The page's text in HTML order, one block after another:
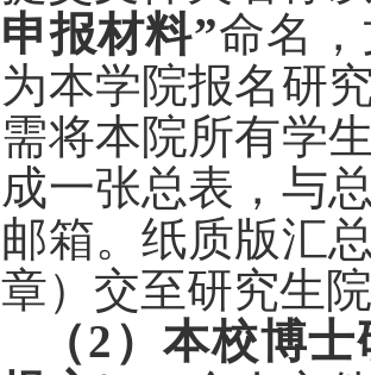
申报材料”命名
为本学院报名研
需将本院所有学
成一张总表，与
邮箱。纸质版汇
章）交至研究生
（2）本校博